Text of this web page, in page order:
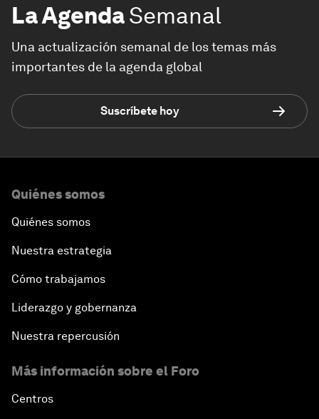
La AgendaSemanal
Una actualización semanal de los temas más
importantes de la agenda global
Suscríbete hoy
Quiénes somos
Quiénes somos
Nuestra estrategia
Cómo trabajamos
Liderazgo y gobernanza
Nuestra repercusión
Más información sobre el Foro
Centros